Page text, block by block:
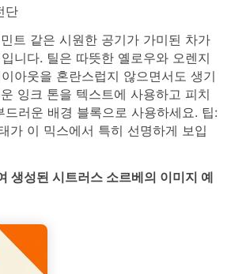
단
트 같은 시원한 공기가 가미된 차가
니다. 틸은 따뜻한 옐로우와 오렌지
아웃을 혼란스럽지 않으면서도 생기
잉크 톤을 텍스트에 사용하고 피치
러운 배경 블록으로 사용하세요. 팁:
가 이 믹스에서 특히 선명하게 보입
생성된 시트러스 소르베의 이미지 예